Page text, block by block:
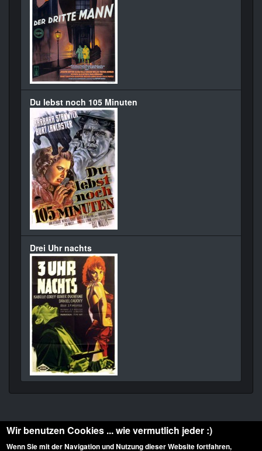
Du lebst noch 105 Minuten
Drei Uhr nachts
Wir benutzen Cookies ... wie vermutlich jeder :)
Wenn Sie mit der Navigation und Nutzung dieser Website fortfahren,